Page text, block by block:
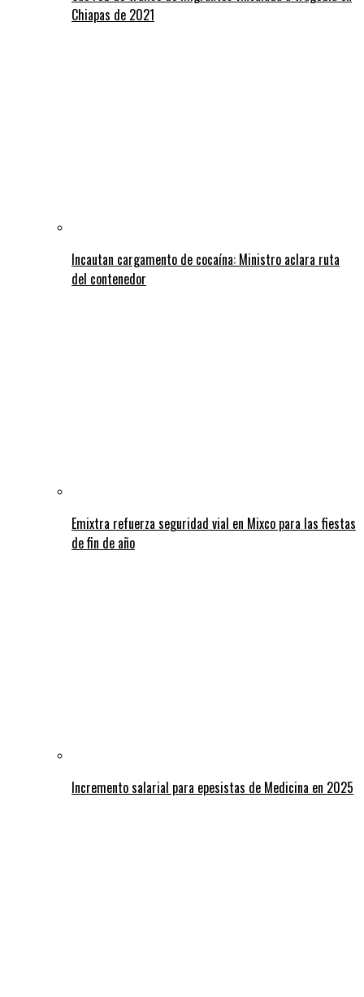
Chiapas de 2021
Incautan cargamento de cocaína: Ministro aclara ruta
del contenedor
Emixtra refuerza seguridad vial en Mixco para las fiestas
de fin de año
Incremento salarial para epesistas de Medicina en 2025